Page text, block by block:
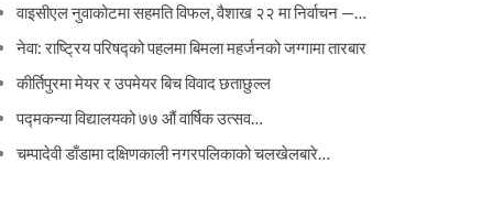
वाइसीएल नुवाकोटमा सहमति विफल, वैशाख २२ मा निर्वाचन —…
नेवा: राष्ट्रिय परिषद्को पहलमा बिमला महर्जनको जग्गामा तारबार
कीर्तिपुरमा मेयर र उपमेयर बिच विवाद छताछुल्ल
पद्मकन्या विद्यालयको ७७ औं ‌‌वार्षिक ‌उत्सव…
चम्पादेवी डाँडामा दक्षिणकाली नगरपलिकाको चलखेलबारे…